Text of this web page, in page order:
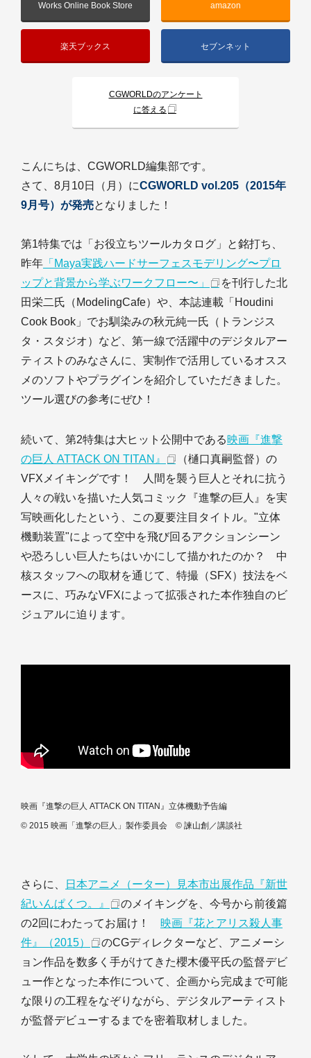
Works Online Book Store amazon
楽天ブックス セブンネット
CGWORLDのアンケート
に答える
こんにちは、CGWORLD編集部です。
さて、8月10日（月）にCGWORLD vol.205（2015年
9月号）が発売となりました！
第1特集では「お役立ちツールカタログ」と銘打ち、
昨年 「Maya実践ハードサーフェスモデリング〜プロ
ップと背景から学ぶワークフロー〜」
を刊行した北
田栄二氏（ModelingCafe）や、本誌連載「Houdini
Cook Book」でお馴染みの秋元純一氏（トランジス
タ・スタジオ）など、第一線で活躍中のデジタルアー
ティストのみなさんに、実制作で活用しているオスス
メのソフトやプラグインを紹介していただきました。
ツール選びの参考にぜひ！
続いて、第2特集は大ヒット公開中である映画『進撃
の巨人 ATTACK ON TITAN』
（樋口真嗣監督）の
VFXメイキングです！ 人間を襲う巨人とそれに抗う
人々の戦いを描いた人気コミック『進撃の巨人』を実
写映画化したという、この夏要注目タイトル。"立体
機動装置"によって空中を飛び回るアクションシーン
や恐ろしい巨人たちはいかにして描かれたのか？ 中
核スタッフへの取材を通じて、特撮（SFX）技法をベ
ースに、巧みなVFXによって拡張された本作独自のビ
ジュアルに迫ります。
映画『進撃の巨人 ATTACK ON TITAN』立体機動予告編
© 2015 映画「進撃の巨人」製作委員会 © 諫山創／講談社
さらに、
日本アニメ（ーター）見本市出展作品『新世
紀いんぱくつ。』
のメイキングを、今号から前後篇
の2回にわたってお届け！ 映画『花とアリス殺人事
件』（2015）
のCGディレクターなど、アニメーシ
ョン作品を数多く手がけてきた櫻木優平氏の監督デビ
ュー作となった本作について、企画から完成まで可能
な限りの工程をなぞりながら、デジタルアーティスト
が監督デビューするまでを密着取材しました。